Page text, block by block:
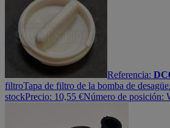
Referencia:
filtroTapa de filtro de la bomba de desagüe.
stockPrecio: 10,55 €Número de posición: